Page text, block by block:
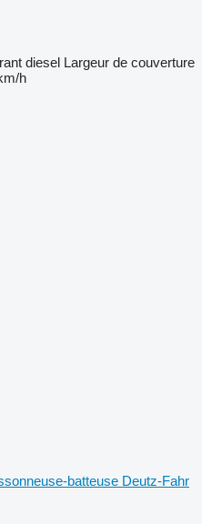
diesel Largeur de couverture
h
batteuse Deutz-Fahr